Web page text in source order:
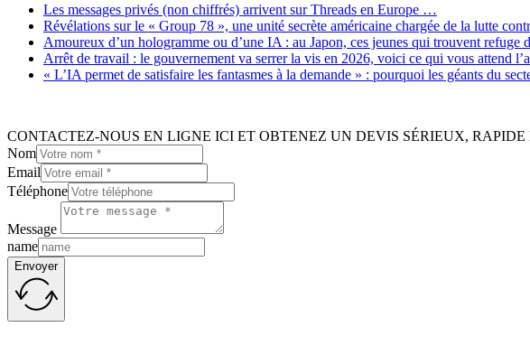
Les messages privés (non chiffrés) arrivent sur Threads en Europe …
Révélations sur le « Group 78 », une unité secrète américaine chargée de la lutte
Amoureux d’un hologramme ou d’une IA : au Japon, ces jeunes qui trouvent
Arrêt de travail : le gouvernement va serrer la vis en 2026, voici ce qui vous attend
« L’IA permet de satisfaire les fantasmes à la demande » : pourquoi les géants du
CONTACTEZ-NOUS EN LIGNE ICI ET OBTENEZ UN DEVIS SÉRIEUX, RAPIDE
Nom
Email
Téléphone
Message
name
Envoyer